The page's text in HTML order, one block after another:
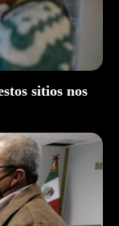
sitios nos